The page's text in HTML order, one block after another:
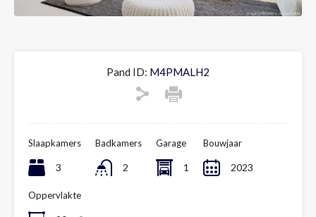
Pand ID: M4PMALH2
Slaapkamers
3
Badkamers
2
Garage
1
Bouwjaar
2023
Oppervlakte